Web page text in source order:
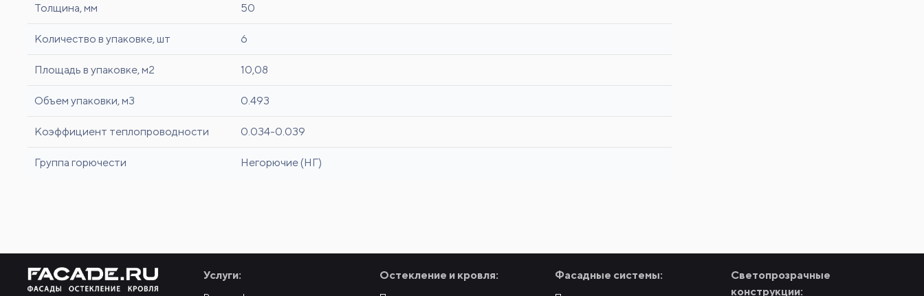
Толщина, мм 50
Количество в упаковке, шт 6
Площадь в упаковке, м2 10,08
Объем упаковки, м3 0.493
Коэффициент теплопроводности 0.034-0.039
Группа горючести Негорючие (НГ)
Услуги: Остекление и кровля: Фасадные системы:
Светопрозрачные
конструкции: